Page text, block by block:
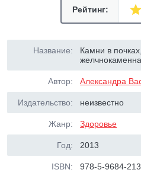
Рейтинг:
Название:
Камни в
Автор: Александра
Издательство: неизвестно
Жанр: Здоровье
Год: 2013
ISBN: 978-5-9684-